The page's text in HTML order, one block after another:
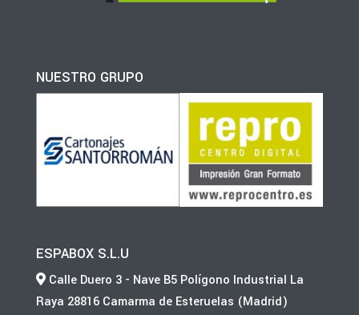
NUESTRO GRUPO
ESPABOX S.L.U
Calle Duero 3 - Nave B5 Polígono Industrial La
Raya 28816 Camarma de Esteruelas (Madrid)